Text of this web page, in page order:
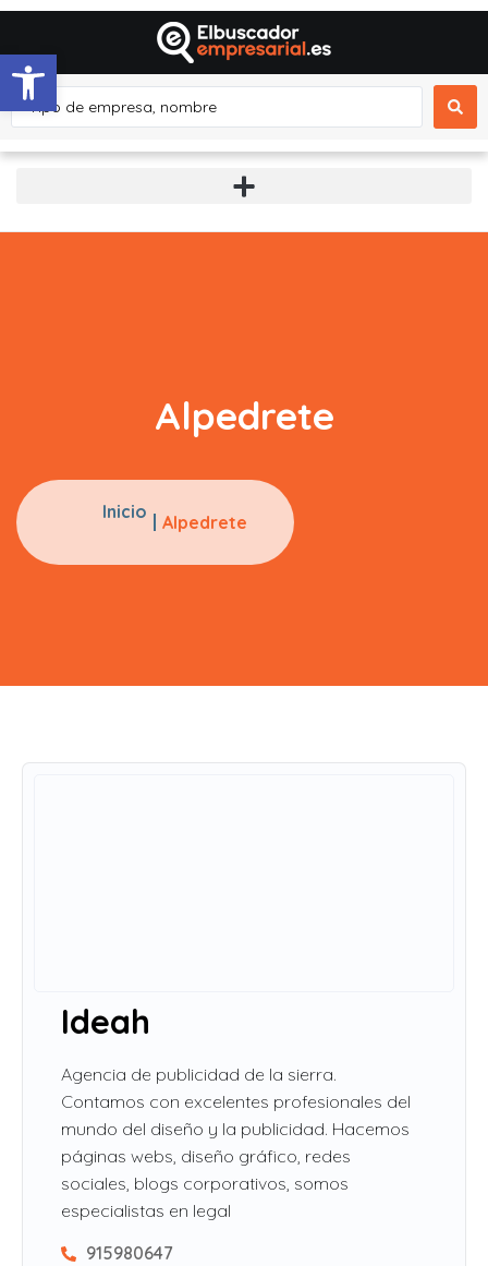
Abrir barra de herramientas
Alpedrete
Inicio Alpedrete
Ideah
Agencia de publicidad de la sierra.
Contamos con excelentes profesionales del
mundo del diseño y la publicidad. Hacemos
páginas webs, diseño gráfico, redes
sociales, blogs corporativos, somos
especialistas en legal
915980647